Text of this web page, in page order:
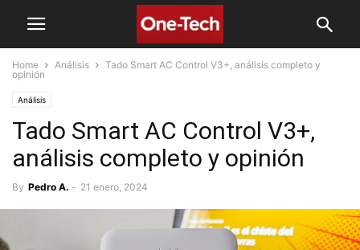
Home Análisis
Tado Smart AC Control V3+, análisis completo y
opinión
Análisis
Tado Smart AC Control V3+,
análisis completo y opinión
By Pedro A. - 21 enero, 2024